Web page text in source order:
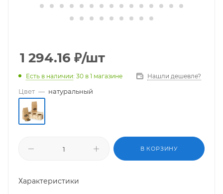
1 294.16 ₽/шт
Есть в наличии: 30 в 1 магазине Нашли дешевле?
Цвет — натуральный
В КОРЗИНУ
Характеристики